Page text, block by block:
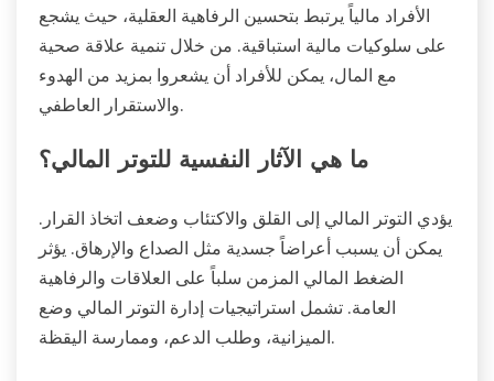
الأفراد مالياً يرتبط بتحسين الرفاهية العقلية، حيث يشجع
على سلوكيات مالية استباقية. من خلال تنمية علاقة صحية
مع المال، يمكن للأفراد أن يشعروا بمزيد من الهدوء
والاستقرار العاطفي.
ما هي الآثار النفسية للتوتر المالي؟
يؤدي التوتر المالي إلى القلق والاكتئاب وضعف اتخاذ القرار.
يمكن أن يسبب أعراضاً جسدية مثل الصداع والإرهاق. يؤثر
الضغط المالي المزمن سلباً على العلاقات والرفاهية
العامة. تشمل استراتيجيات إدارة التوتر المالي وضع
الميزانية، وطلب الدعم، وممارسة اليقظة.